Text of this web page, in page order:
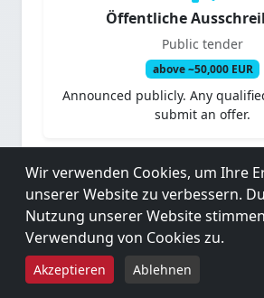
Öffentliche
Public tender
above ~50,000 EUR
Announced publicly. Any
submit an offer.
EU-weite
EU-wide tender (VgV/
above 5,538,000 EUR
Must be published in the Official
5,0★★★★★
★★★★★
9 BEWERTUNGEN BEI GOOGLE
Wir verwenden Cookies, um Ihre
unserer Website zu verbessern.
Nutzung unserer Website
Verwendung von Cookies zu.
Akzeptieren Ablehnen